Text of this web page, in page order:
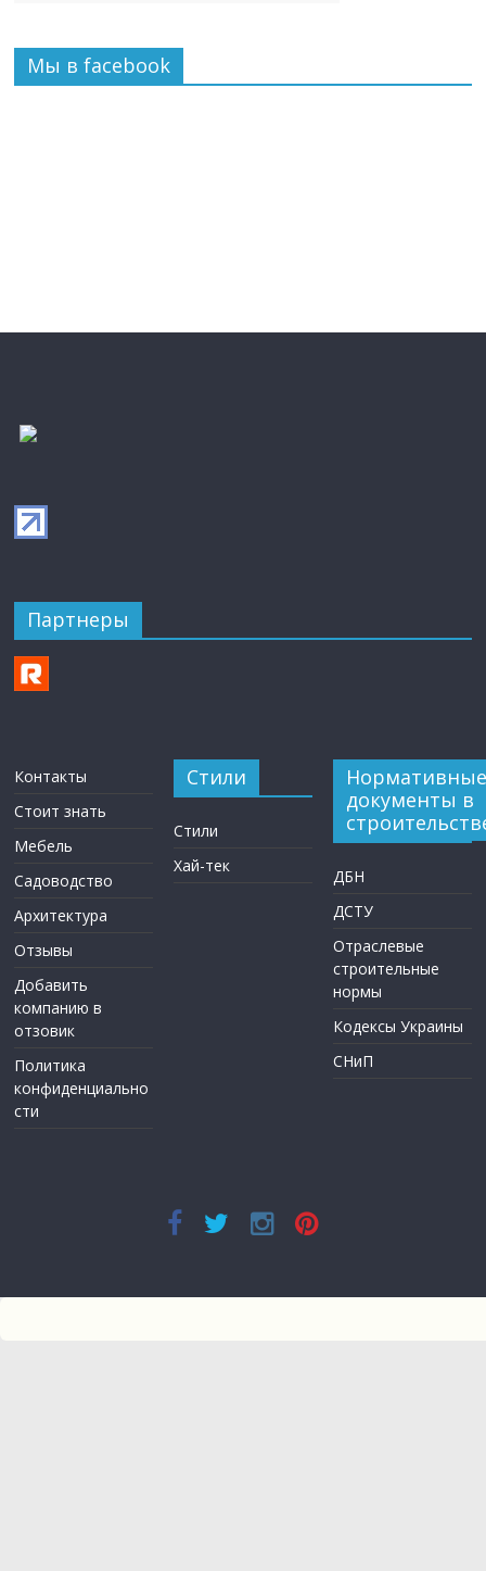
Мы в facebook
Партнеры
Контакты
Стоит знать
Мебель
Садоводство
Архитектура
Отзывы
Добавить
компанию в
отзовик
Политика
конфиденциально
сти
Стили
Стили
Хай-тек
Нормативные
документы в
ДБН
ДСТУ
Отраслевые
строительные
нормы
Кодексы Украины
СНиП